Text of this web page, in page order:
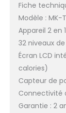
Fiche
Modèle : MK-
Appareil 2 en
32 niveaux
Écran LCD
calories)
Capteur de
Connectivité
Garantie : 2